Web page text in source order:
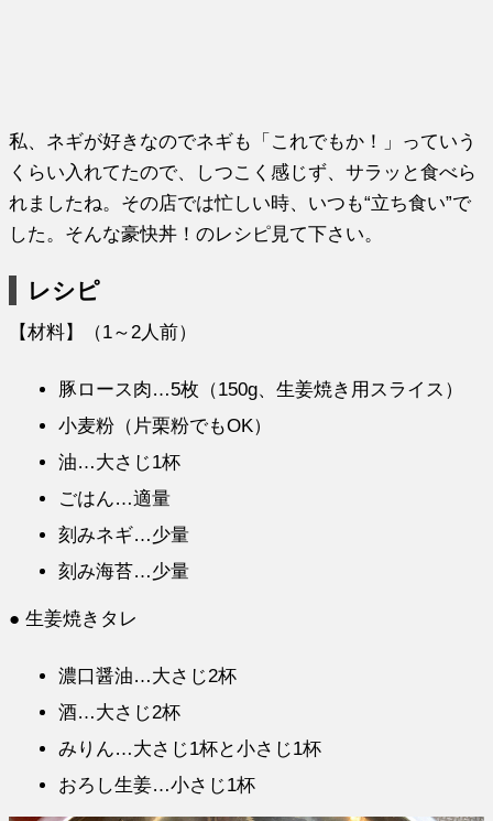
私、ネギが好きなのでネギも「これでもか！」っていう
くらい入れてたので、しつこく感じず、サラッと食べら
れましたね。その店では忙しい時、いつも“立ち食い”で
した。そんな豪快丼！のレシピ見て下さい。
レシピ
【材料】（1～2人前）
豚ロース肉…5枚（150g、生姜焼き用スライス）
小麦粉（片栗粉でもOK）
油…大さじ1杯
ごはん…適量
刻みネギ…少量
刻み海苔…少量
● 生姜焼きタレ
濃口醤油…大さじ2杯
酒…大さじ2杯
みりん…大さじ1杯と小さじ1杯
おろし生姜…小さじ1杯